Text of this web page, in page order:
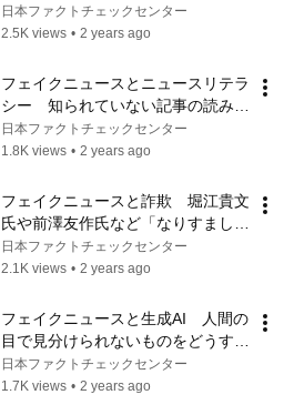
Conceal and Media Misreports? |
JFC Fac...
日本ファクトチェックセンター
2.5K views • 2 years ago
フェイクニュースとニュースリテラ
シー　知られていない記事の読み方
｜JFCファクトチェック講座 理論
編8
日本ファクトチェックセンター
1.8K views • 2 years ago
フェイクニュースと詐欺　堀江貴文
氏や前澤友作氏など「なりすまし」
への対策｜JFCファクトチェック講
座 理論編9
日本ファクトチェックセンター
2.1K views • 2 years ago
フェイクニュースと生成AI　人間の
目で見分けられないものをどうする
か｜JFCファクトチェック講座 理
論編10
日本ファクトチェックセンター
1.7K views • 2 years ago